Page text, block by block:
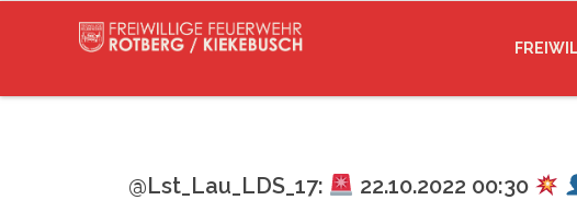
@Lst_Lau_LDS_17: 22.10.2022 00:30